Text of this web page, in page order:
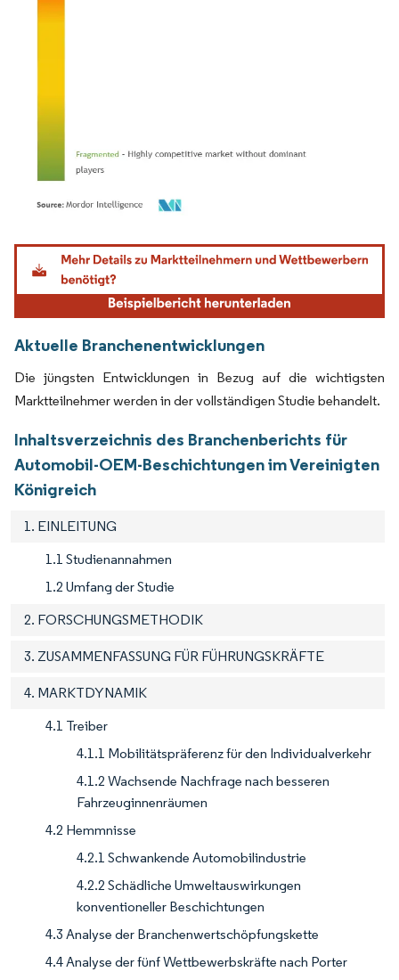
Bild © Mordor Intelligence. Wiederverwendung erfordert Namensnennung gemäß
Aktuelle Branchenentwicklungen
Die jüngsten Entwicklungen in Bezug auf die wichtigsten
Marktteilnehmer werden in der vollständigen Studie behandelt.
Inhaltsverzeichnis des Branchenberichts für
Automobil-OEM-Beschichtungen im Vereinigten
Königreich
1. EINLEITUNG
1.1 Studienannahmen
1.2 Umfang der Studie
2. FORSCHUNGSMETHODIK
3. ZUSAMMENFASSUNG FÜR FÜHRUNGSKRÄFTE
4. MARKTDYNAMIK
4.1 Treiber
4.1.1 Mobilitätspräferenz für den Individualverkehr
4.1.2 Wachsende Nachfrage nach besseren
Fahrzeuginnenräumen
4.2 Hemmnisse
4.2.1 Schwankende Automobilindustrie
4.2.2 Schädliche Umweltauswirkungen
konventioneller Beschichtungen
4.3 Analyse der Branchenwertschöpfungskette
4.4 Analyse der fünf Wettbewerbskräfte nach Porter